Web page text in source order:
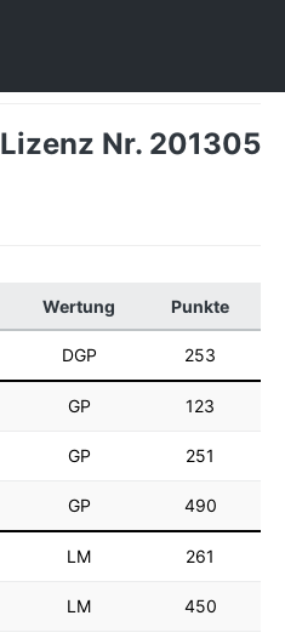
Lizenz Nr. 201305
Wertung Punkte
DGP 253
GP 123
GP 251
GP 490
LM 261
LM 450